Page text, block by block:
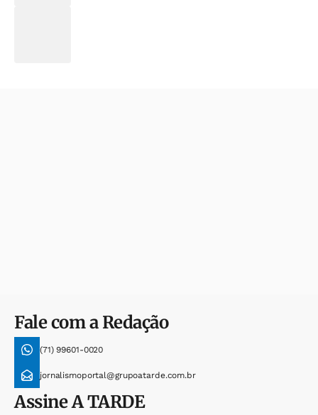
Fale com a Redação
(71) 99601-0020
jornalismoportal@grupoatarde.com.br
AssineA TARDE